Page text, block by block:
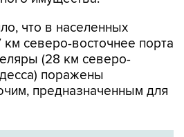
что в населенных
км северо-восточнее порта
(28 км северо-
поражены
предназначенным для